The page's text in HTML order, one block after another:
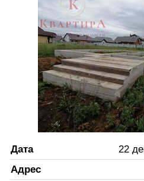
Дата 22
Адрес